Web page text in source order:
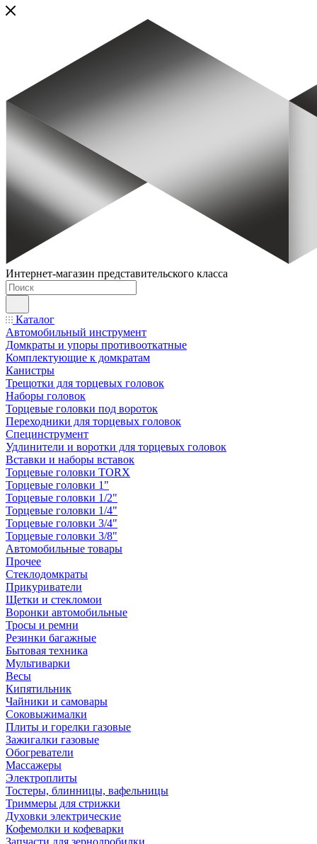
Интернет-магазин представительского класса
Каталог
Автомобильный инструмент
Домкраты и упоры противооткатные
Комплектующие к домкратам
Канистры
Трещотки для торцевых головок
Наборы головок
Торцевые головки под вороток
Переходники для торцевых головок
Специнструмент
Удлинители и воротки для торцевых головок
Вставки и наборы вставок
Торцевые головки TORX
Торцевые головки 1"
Торцевые головки 1/2"
Торцевые головки 1/4"
Торцевые головки 3/4"
Торцевые головки 3/8"
Автомобильные товары
Прочее
Стеклодомкраты
Прикуриватели
Щетки и стекломои
Воронки автомобильные
Тросы и ремни
Резинки багажные
Бытовая техника
Мультиварки
Весы
Кипятильник
Чайники и самовары
Соковыжималки
Плиты и горелки газовые
Зажигалки газовые
Обогреватели
Массажеры
Электроплиты
Тостеры, блинницы, вафельницы
Триммеры для стрижки
Духовки электрические
Кофемолки и кофеварки
Запчасти для зернодробилки